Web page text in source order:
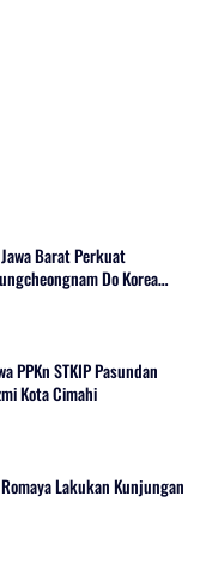
Barat Perkuat
Do Korea
PPKn STKIP Pasundan
Kota Cimahi
Lakukan Kunjungan